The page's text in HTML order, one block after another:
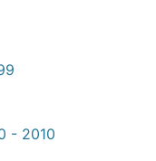
- 2010